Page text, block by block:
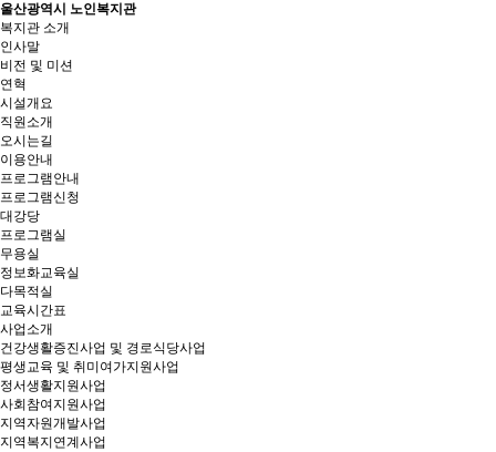
울산광역시 노인복지관
복지관 소개
인사말
비전 및 미션
연혁
시설개요
직원소개
오시는길
이용안내
프로그램안내
프로그램신청
대강당
프로그램실
무용실
정보화교육실
다목적실
교육시간표
사업소개
건강생활증진사업 및 경로식당사업
평생교육 및 취미여가지원사업
정서생활지원사업
사회참여지원사업
지역자원개발사업
지역복지연계사업